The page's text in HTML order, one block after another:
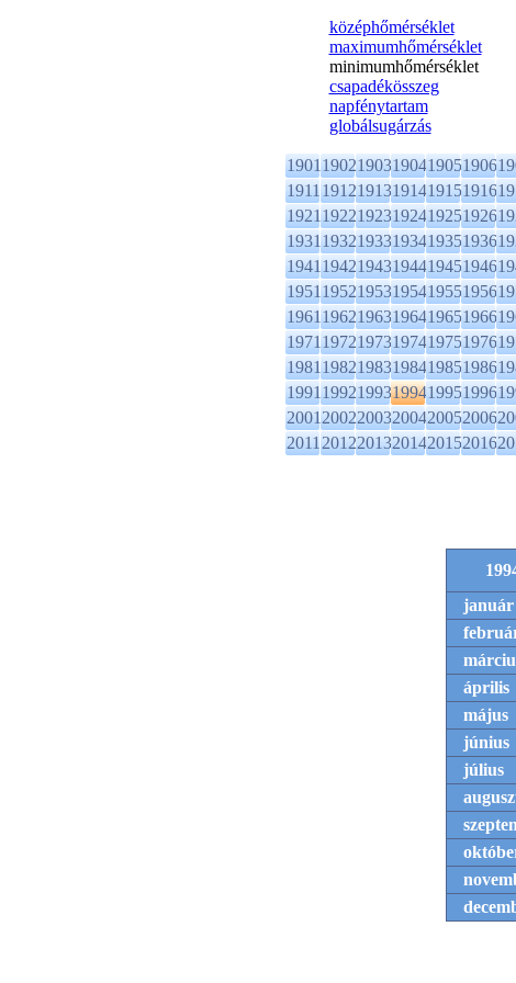
középhőmérséklet
maximumhőmérséklet
minimumhőmérséklet
csapadékösszeg
napfénytartam
globálsugárzás
190119021903190419051906
191119121913191419151916
192119221923192419251926
193119321933193419351936
194119421943194419451946
195119521953195419551956
196119621963196419651966
197119721973197419751976
198119821983198419851986
199119921993199419951996
200120022003200420052006
201120122013201420152016
január
április
május
június
július